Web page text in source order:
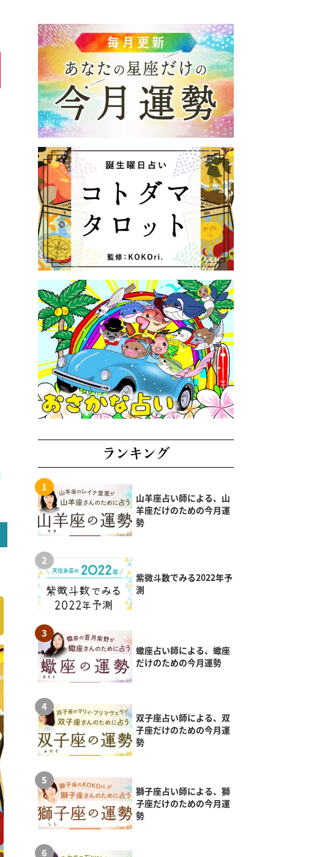
ランキング
山羊座占い師による、山
羊座だけのための今月運
勢
紫微斗数でみる2022年予
測
蠍座占い師による、蠍座
だけのための今月運勢
双子座占い師による、双
子座だけのための今月運
勢
獅子座占い師による、獅
子座だけのための今月運
勢